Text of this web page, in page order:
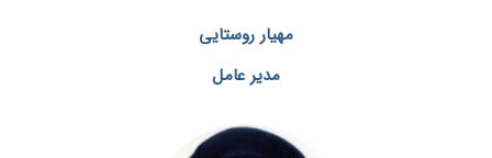
مهیار روستایی
مدیر عامل